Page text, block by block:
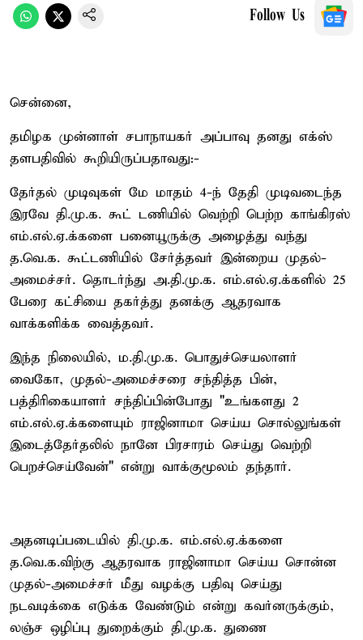
Follow Us
சென்னை,
தமிழக முன்னாள் சபாநாயகர் அப்பாவு தனது எக்ஸ்
தளபதிவில் கூறியிருப்பதாவது:-
தேர்தல் முடிவுகள் மே மாதம் 4-ந் தேதி முடிவடைந்த
இரவே தி.மு.க. கூட் டணியில் வெற்றி பெற்ற காங்கிரஸ்
எம்.எல்.ஏ.க்களை பனையூருக்கு அழைத்து வந்து
த.வெ.க. கூட்டணியில் சேர்த்தவர் இன்றைய முதல்-
அமைச்சர். தொடர்ந்து அ.தி.மு.க. எம்.எல்.ஏ.க்களில் 25
பேரை கட்சியை தகர்த்து தனக்கு ஆதரவாக
வாக்களிக்க வைத்தவர்.
இந்த நிலையில், ம.தி.மு.க. பொதுச்செயலாளர்
வைகோ, முதல்-அமைச்சரை சந்தித்த பின்,
பத்திரிகையாளர் சந்திப்பின்போது "உங்களது 2
எம்.எல்.ஏ.க்களையும் ராஜினாமா செய்ய சொல்லுங்கள்
இடைத்தேர்தலில் நானே பிரசாரம் செய்து வெற்றி
பெறச்செய்வேன்" என்று வாக்குமூலம் தந்தார்.
அதனடிப்படையில் தி.மு.க. எம்.எல்.ஏ.க்களை
த.வெ.க.விற்கு ஆதரவாக ராஜினாமா செய்ய சொன்ன
முதல்-அமைச்சர் மீது வழக்கு பதிவு செய்து
நடவடிக்கை எடுக்க வேண்டும் என்று கவர்னருக்கும்,
லஞ்ச ஒழிப்பு துறைக்கும் தி.மு.க. துணை